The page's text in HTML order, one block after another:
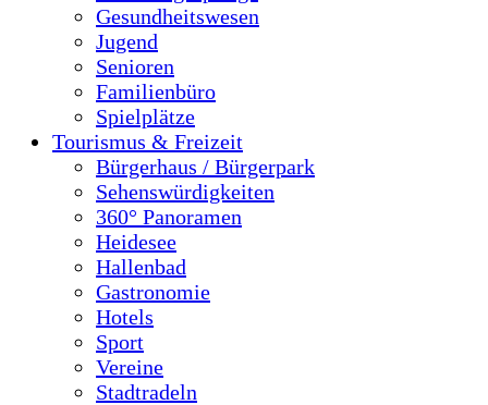
Gesundheitswesen
Jugend
Senioren
Familienbüro
Spielplätze
Tourismus & Freizeit
Bürgerhaus / Bürgerpark
Sehenswürdigkeiten
360° Panoramen
Heidesee
Hallenbad
Gastronomie
Hotels
Sport
Vereine
Stadtradeln